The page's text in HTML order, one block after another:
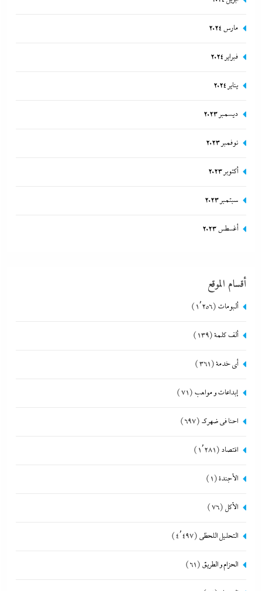
مارس 2024
فبراير 2024
يناير 2024
ديسمبر 2023
نوفمبر 2023
أكتوبر 2023
سبتمبر 2023
أغسطس 2023
أقسام الموقع
ألبومات (1٬256)
ألف كلمة(139)
أي خدمة(361)
إبداعات و مواهب (71)
احنا في ضهرك (697)
اقتصاد (1٬281)
الأجندة(1)
الأكل (76)
التحليل اللحظي (4٬497)
الحزام و الطريق (61)